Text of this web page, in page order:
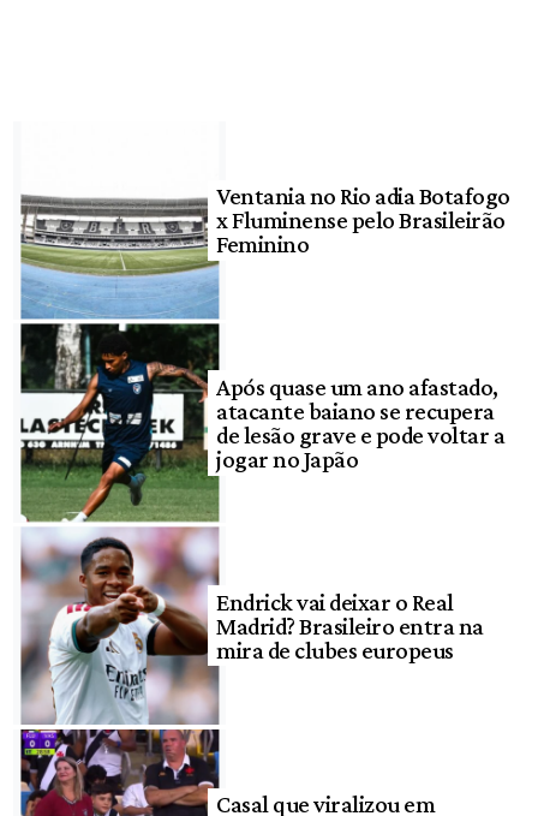
Ventania no Rio adia Botafogo
x Fluminense pelo Brasileirão
Feminino
Após quase um ano afastado,
atacante baiano se recupera
de lesão grave e pode voltar a
jogar no Japão
Endrick vai deixar o Real
Madrid? Brasileiro entra na
mira de clubes europeus
Casal que viralizou em